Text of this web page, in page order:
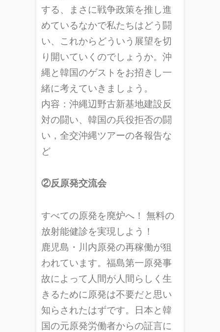
する、まさに戦争政策を推し進
めているなかで私たちはどう闘
い、これからどういう展望を切
り開いていくのでしょうか。沖
縄と韓国のゲストをお招きし一
緒に考えていきましょう。
内容：沖縄辺野古新基地建設反
対の闘い、韓国の兵役拒否の闘
い，全交沖縄ツアーの各報告な
ど
②反原発交流会
すべての原発を廃炉へ！ 無料の
放射能健診を実現しよう！
鹿児島・川内原発の再稼働が狙
われています。福島第一原発事
故によって人間が人間らしく生
きるために原発は不要だと思い
知らされたはずです。日本と韓
国の元原発労働者からの証言に